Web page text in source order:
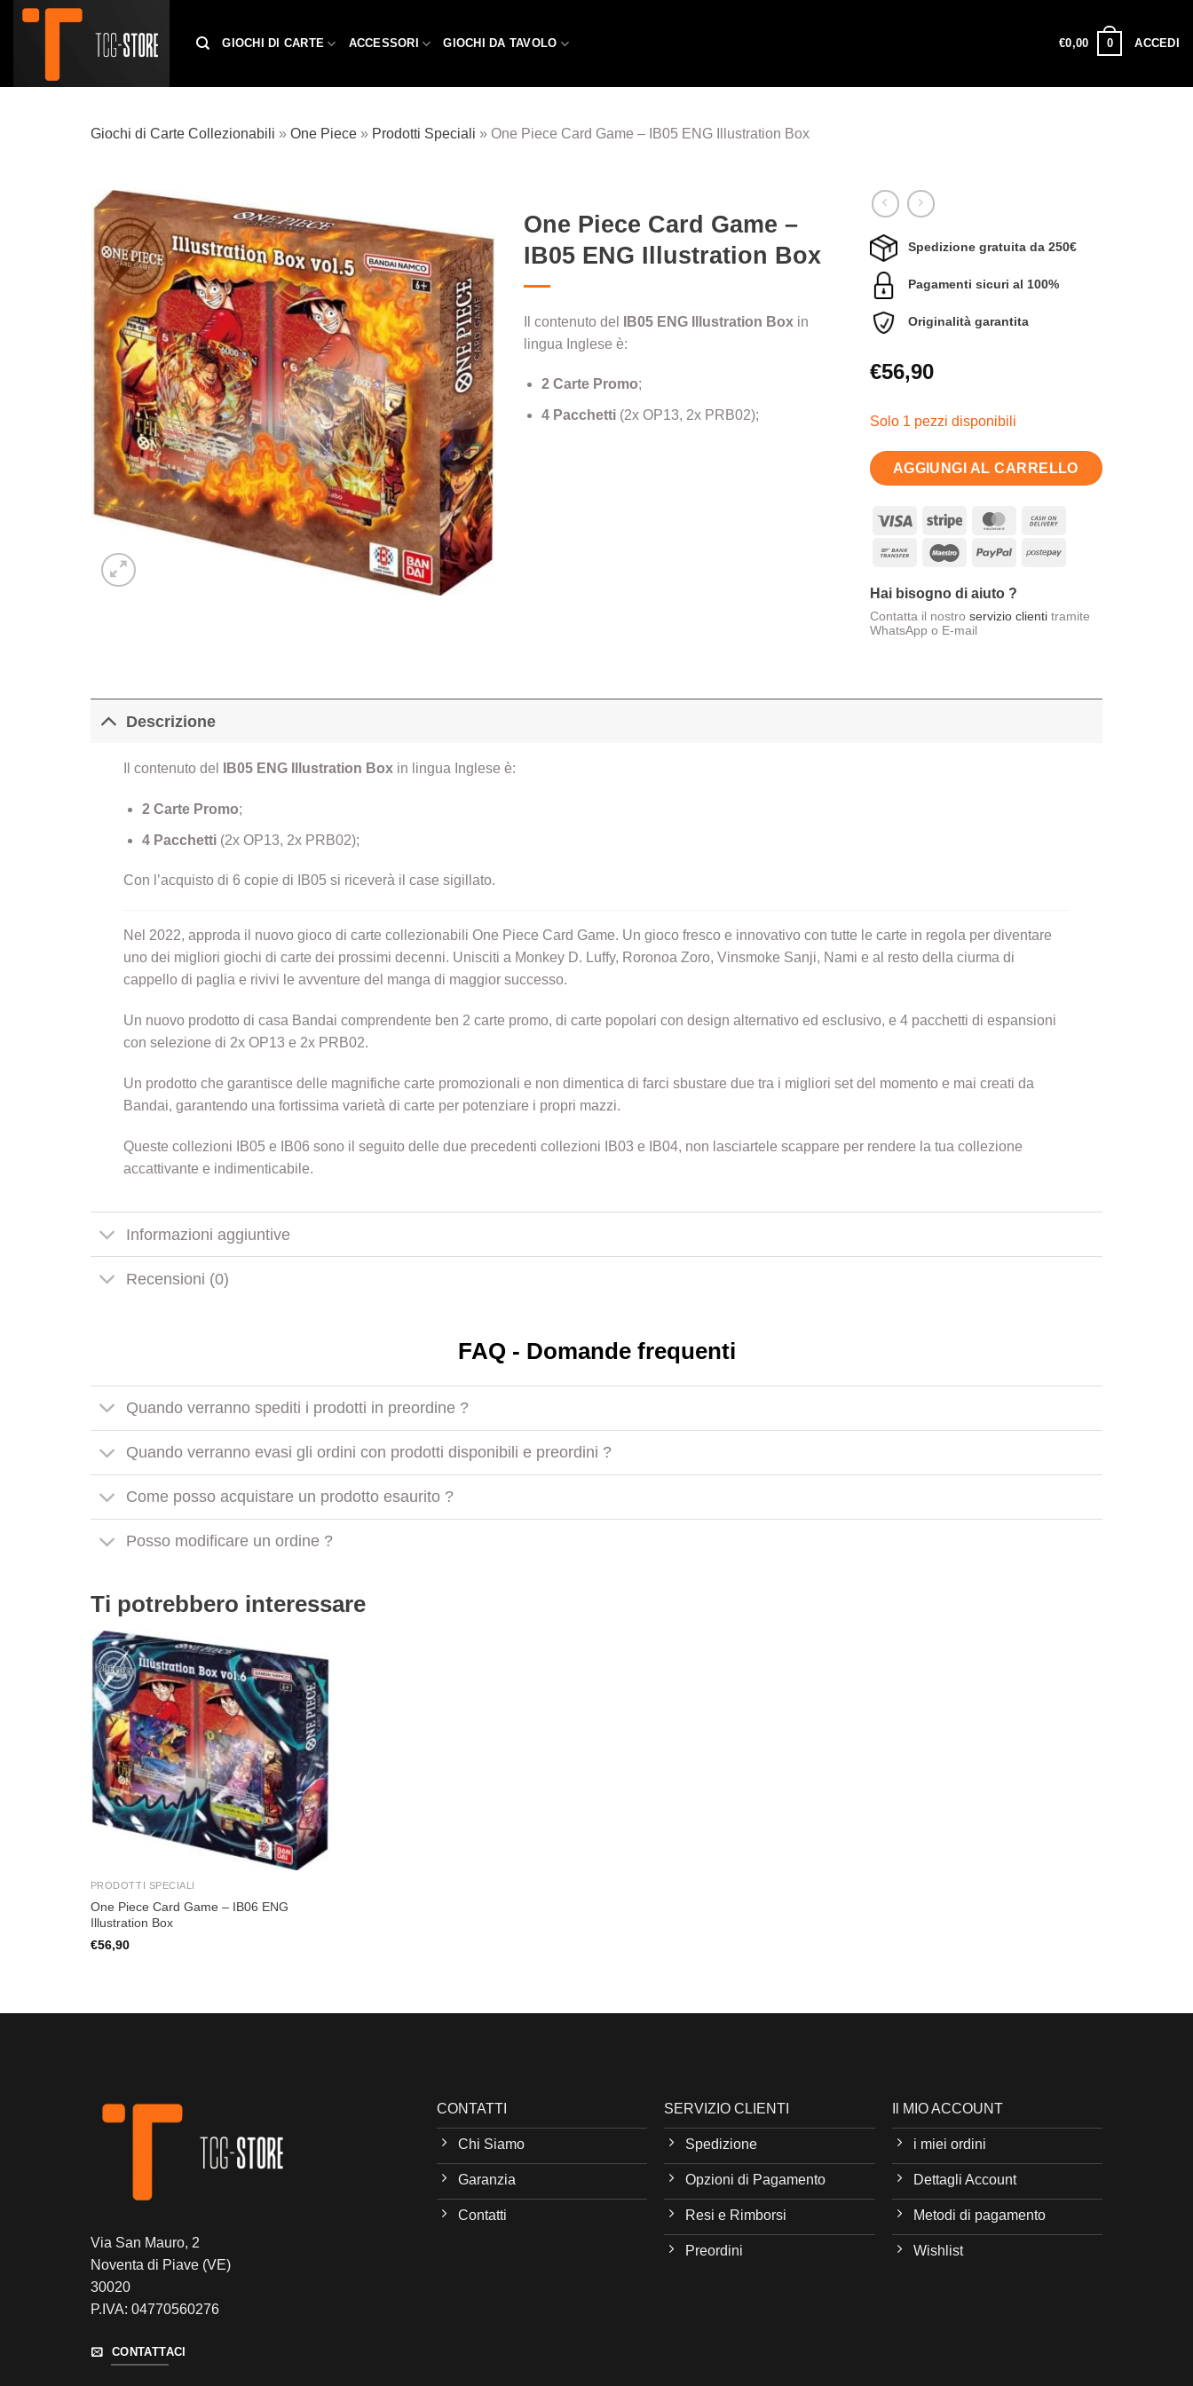
Salta
GIOCHI DI CARTE ACCESSORI GIOCHI DA TAVOLO €0,00 0 ACCEDI
Giochi di Carte Collezionabili » One Piece » Prodotti Speciali » One Piece Card Game – IB05 ENG Illustration Box
Aggiungi
alla lista
dei
desideri
One Piece Card Game –
IB05 ENG Illustration Box
Il contenuto del IB05 ENG Illustration Boxin
lingua Inglese è:
2 Carte Promo;
4 Pacchetti (2x OP13, 2x PRB02);
Spedizione gratuita da 250€
Pagamenti sicuri al 100%
Originalità garantita
€56,90
Solo 1 pezzi disponibili
AGGIUNGI AL CARRELLO
Visa Stripe MasterCard
Bank
MaestroPayPal Postepay
Hai bisogno di aiuto ?
Contatta il nostro servizio clientitramite
WhatsApp o E-mail
Descrizione
Il contenuto del IB05 ENG Illustration Boxin lingua Inglese è:
2 Carte Promo;
4 Pacchetti (2x OP13, 2x PRB02);
Con l’acquisto di 6 copie di IB05 si riceverà il case sigillato.
Nel 2022, approda il nuovo gioco di carte collezionabili One Piece Card Game. Un gioco fresco e innovativo con tutte le carte in regola per diventare
uno dei migliori giochi di carte dei prossimi decenni. Unisciti a Monkey D. Luffy, Roronoa Zoro, Vinsmoke Sanji, Nami e al resto della ciurma di
cappello di paglia e rivivi le avventure del manga di maggior successo.
Un nuovo prodotto di casa Bandai comprendente ben 2 carte promo, di carte popolari con design alternativo ed esclusivo, e 4 pacchetti di espansioni
con selezione di 2x OP13 e 2x PRB02.
Un prodotto che garantisce delle magnifiche carte promozionali e non dimentica di farci sbustare due tra i migliori set del momento e mai creati da
Bandai, garantendo una fortissima varietà di carte per potenziare i propri mazzi.
Queste collezioni IB05 e IB06 sono il seguito delle due precedenti collezioni IB03 e IB04, non lasciartele scappare per rendere la tua collezione
accattivante e indimenticabile.
Informazioni aggiuntive
Recensioni (0)
FAQ - Domande frequenti
Quando verranno spediti i prodotti in preordine ?
Quando verranno evasi gli ordini con prodotti disponibili e preordini ?
Come posso acquistare un prodotto esaurito ?
Posso modificare un ordine ?
Ti potrebbero interessare
Aggiungi
alla lista
dei
desideri
PRODOTTI SPECIALI
One Piece Card Game – IB06 ENG
Illustration Box
€56,90
Via San Mauro, 2
Noventa di Piave (VE)
30020
P.IVA: 04770560276
CONTATTACI
CONTATTI
Chi Siamo
Garanzia
Contatti
SERVIZIO CLIENTI
Spedizione
Opzioni di Pagamento
Resi e Rimborsi
Preordini
Il MIO ACCOUNT
i miei ordini
Dettagli Account
Metodi di pagamento
Wishlist